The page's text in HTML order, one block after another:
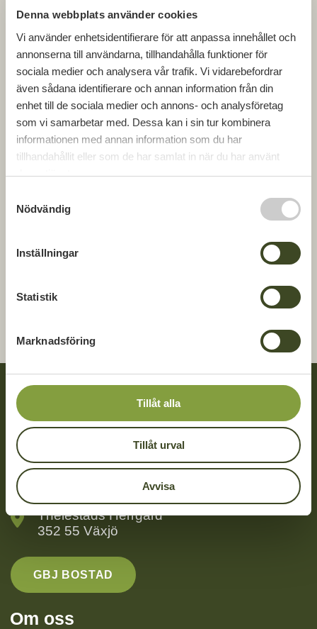
Denna webbplats använder cookies
Vi använder enhetsidentifierare för att anpassa innehållet och
annonserna till användarna, tillhandahålla funktioner för
sociala medier och analysera vår trafik. Vi vidarebefordrar
även sådana identifierare och annan information från din
enhet till de sociala medier och annons- och analysföretag
som vi samarbetar med. Dessa kan i sin tur kombinera
informationen med annan information som du har
tillhandahållit eller som de har samlat in när du har använt
deras tjänster.
a
Nödvändig
Inställningar
Statistik
Marknadsföring
Tillåt alla
Tillåt urval
Avvisa
måste vara kreativa, flexibla och kundnära, vilket
överensstämmer väl med det som GBJ Bygg
särskilt värnar om, samtidigt som känner vi oss
trygga med uppgiften då vi har lång erfarenhet
av liknande uppdrag.
De planerade projekten är en del i Biltemas
satsning på nya varuhus och tillbyggnader av
befintliga varuhus i syfte att erbjuda sina kunder
fler artiklar samt större cafédelar.
Fredrik Dahlström, 0735-95 80 60,
hakan.sibbesson@gbjbygg.se
Kontakt
0470 – 74 88 50
Thelestads Herrgård
352 55 Växjö
GBJ BOSTAD
Om oss